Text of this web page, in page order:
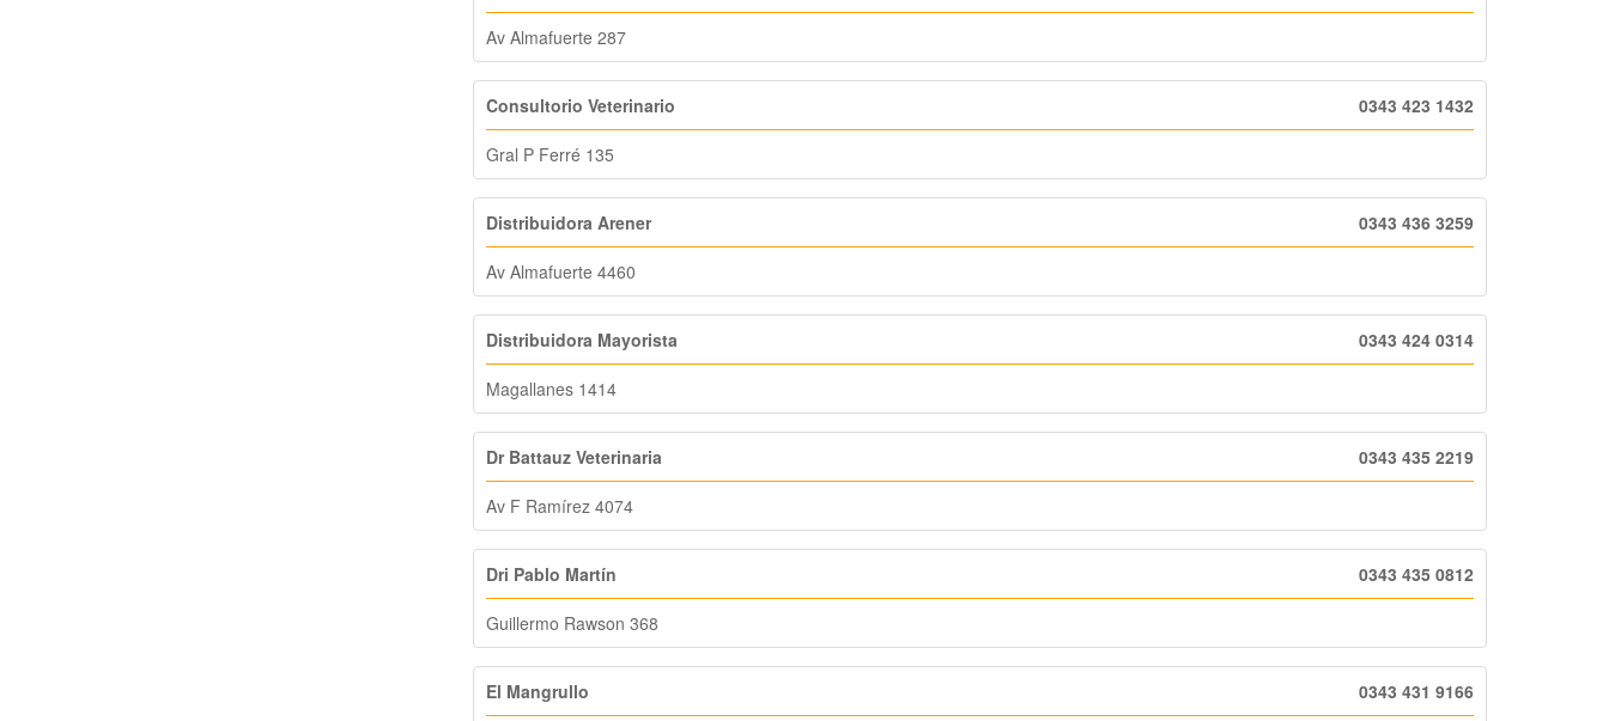
Av Almafuerte 287
Consultorio Veterinario 0343 423 1432
Gral P Ferré 135
Distribuidora Arener 0343 436 3259
Av Almafuerte 4460
Distribuidora Mayorista 0343 424 0314
Magallanes 1414
Dr Battauz Veterinaria 0343 435 2219
Av F Ramírez 4074
Dri Pablo Martín 0343 435 0812
Guillermo Rawson 368
El Mangrullo 0343 431 9166